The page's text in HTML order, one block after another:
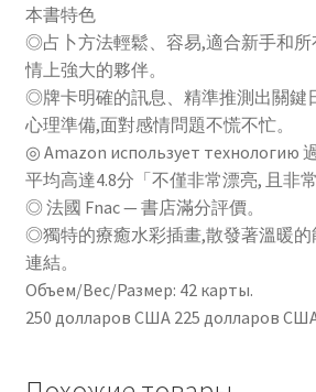
本書特色
◎占卜方法輕鬆、容易,適合新手和所
情上強大的夥伴。
◎牌卡明確的訊息、精準推測出關鍵
心理準備,面對感情問題不慌不忙。
◎ Amazon использует технологию
平均高達4.8分「不僅非常漂亮, 且非
◎ 法國 Fnac — 書店滿分評價。
◎獨特的療癒水彩插畫,散發著溫暖的
連結。
Объем/Вес/Размер: 42 карты.
250 долларов США 225 долларов